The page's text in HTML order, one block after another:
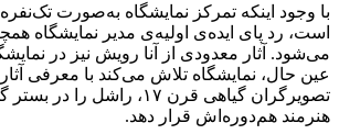
با وجود اینکه تمرکز نمایشگاه به‌صورت
است، رد پای ایده‌ی اولیه‌ی مدیر نمایشگاه
می‌شود. آثار معدودی از آنا رویش نیز در
عین حال، نمایشگاه تلاش می‌کند با معرفی
تصویرگران گیاهی قرن ۱۷، راشل
هنرمند هم‌دوره‌اش قرار دهد.